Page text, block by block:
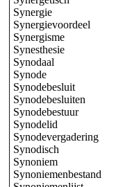
Synergie
Synergievoordeel
Synergisme
Synesthesie
Synodaal
Synode
Synodebesluit
Synodebesluiten
Synodebestuur
Synodelid
Synodevergadering
Synodisch
Synoniem
Synoniemenbestand